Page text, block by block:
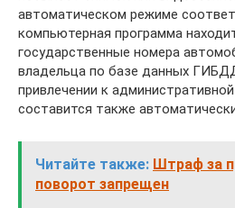
автоматическом режиме
компьютерная программа
государственные номера
владельца по базе данных
привлечении к
составится также
Читайте также: Штраф за
поворот запрещен